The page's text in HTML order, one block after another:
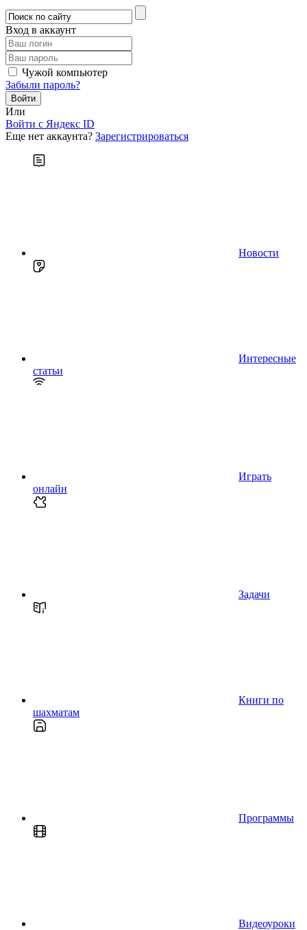
Вход в аккаунт
Чужой компьютер
Забыли пароль?
Или
Войти c Яндекс ID
Еще нет аккаунта? Зарегистрироваться
Новости
Интересные
статьи
Играть
онлайн
Задачи
Книги по
шахматам
Программы
Видеоуроки